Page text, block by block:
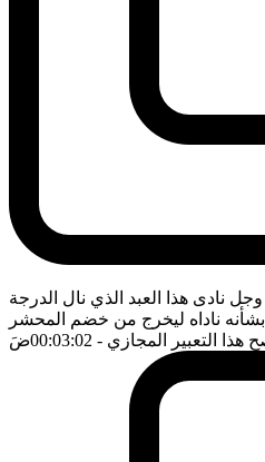
نادى هذا العبد الذي نال الدرجة
ناداه ليخرج من خضم المحشر
التعبير المجازي - 00:03:02 ضَ